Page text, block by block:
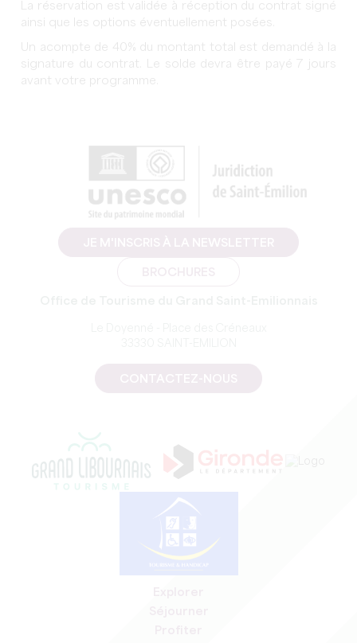
La réservation est validée à réception du contrat signé
ainsi que les options éventuellement posées.
Un acompte de 40% du montant total est demandé à la
signature du contrat. Le solde devra être payé 7 jours
avant votre programme.